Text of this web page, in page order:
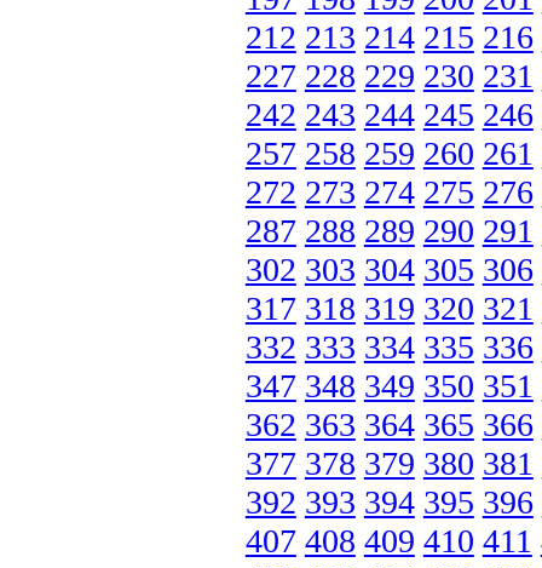
212 213 214 215 216
227 228 229 230 231
242 243 244 245 246
257 258 259 260 261
272 273 274 275 276
287 288 289 290 291
302 303 304 305 306
317 318 319 320 321
332 333 334 335 336
347 348 349 350 351
362 363 364 365 366
377 378 379 380 381
392 393 394 395 396
407 408 409 410 411